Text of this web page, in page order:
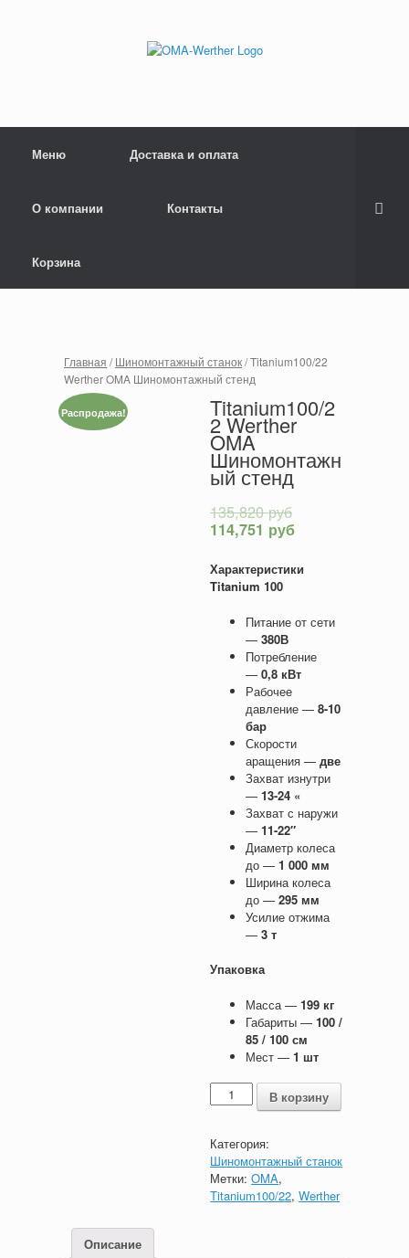
Меню Доставка и оплата
О компании Контакты
Корзина
Главная /Шиномонтажный станок/ Titanium100/22
Werther OMA Шиномонтажный стенд
Распродажа! Titanium100/2
2 Werther
OMA
Шиномонтажн
ый стенд
135,820руб
114,751 руб
Характеристики
Titanium 100
Питание от сети
—380В
Потребление
—0,8 кВт
Рабочее
давление —8-10
бар
Скорости
аращения —две
Захват изнутри
—13-24 «
Захват с наружи
—11-22″
Диаметр колеса
до —1 000 мм
Ширина колеса
до —295 мм
Усилие отжима
—3 т
Упаковка
Масса —199 кг
Габариты —100 /
85 / 100 см
Мест — 1 шт
КоличествоВ корзину
Категория:
Шиномонтажный станок
Метки:OMA,
Titanium100/22,Werther
Описание